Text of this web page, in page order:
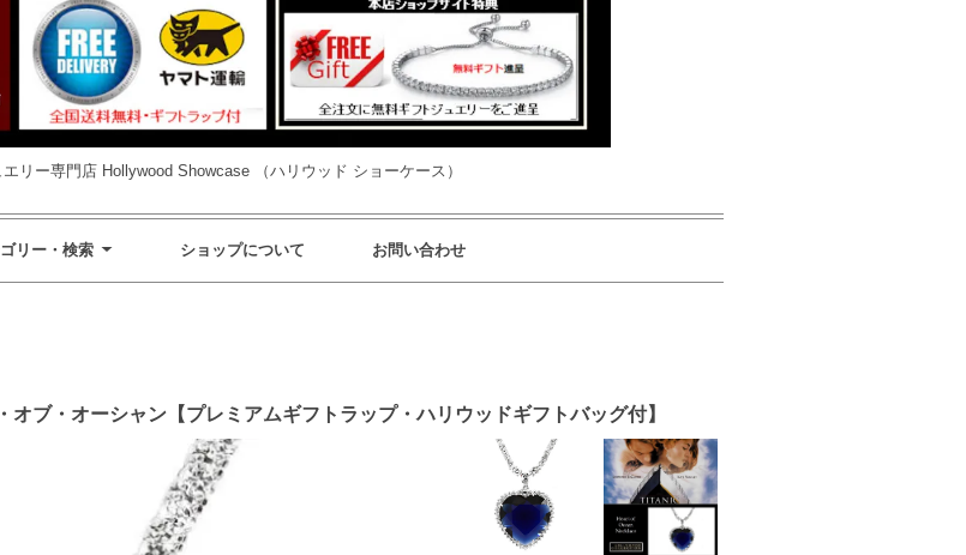
リー専門店 Hollywood Showcase （ハリウッド ショーケース）
リー・検索 ショップについて お問い合わせ
ブ・オーシャン【プレミアムギフトラップ・ハリウッドギフトバッグ付】